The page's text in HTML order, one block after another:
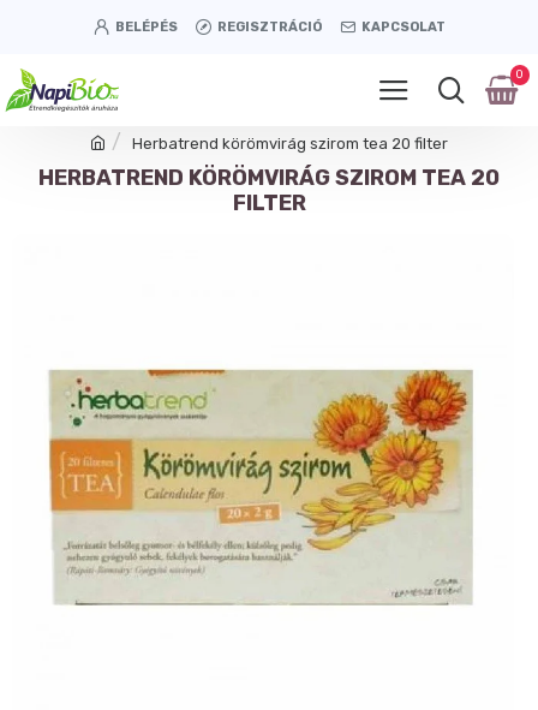
BELÉPÉS REGISZTRÁCIÓ KAPCSOLAT
0
Herbatrend körömvirág szirom tea 20 filter
HERBATREND KÖRÖMVIRÁG SZIROM TEA 20
FILTER